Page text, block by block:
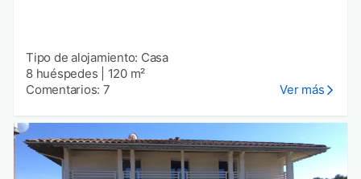
Tipo de alojamiento: Casa
8 huéspedes
120 m²
Comentarios: 7
Ver más